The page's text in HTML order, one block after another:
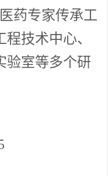
药专家传承工
技术中心、
验室等多个研